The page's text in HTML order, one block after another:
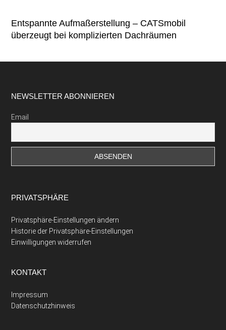
Entspannte Aufmaßerstellung – CATSmobil
überzeugt bei komplizierten Dachräumen
Footer
NEWSLETTER ABONNIEREN
Email
PRIVATSPHÄRE
Privatsphäre-Einstellungen ändern
Historie der Privatsphäre-Einstellungen
Einwilligungen widerrufen
KONTAKT
Impressum
Datenschutzhinweis